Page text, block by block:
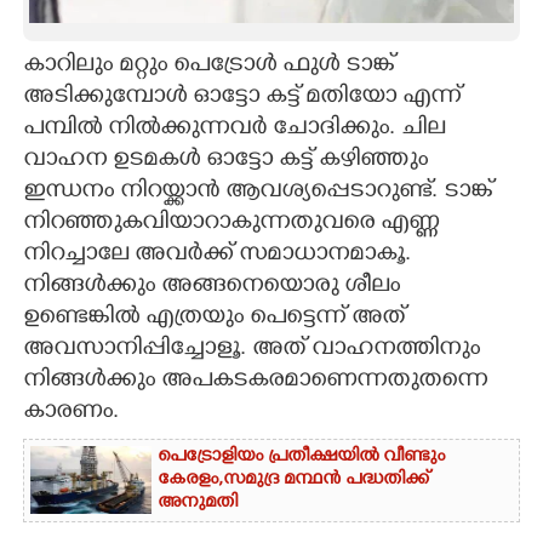
ASTRO
CARTOONS
LITERATURE
ZOOM
CONTACT US
കാറിലും മറ്റും പെട്രോൾ ഫുൾ ടാങ്ക്
അടിക്കുമ്പോൾ ഓട്ടോ കട്ട് മതിയോ എന്ന്
പമ്പിൽ നിൽക്കുന്നവർ ചോദിക്കും. ചില
വാഹന ഉടമകൾ ഓട്ടോ കട്ട് കഴിഞ്ഞും
ഇന്ധനം നിറയ്ക്കാൻ ആവശ്യപ്പെടാറുണ്ട്. ടാങ്ക്
നിറഞ്ഞുകവിയാറാകുന്നതുവരെ എണ്ണ
നിറച്ചാലേ അവർക്ക് സമാധാനമാകൂ.
നിങ്ങൾക്കും അങ്ങനെയൊരു ശീലം
ഉണ്ടെങ്കിൽ എത്രയും പെട്ടെന്ന് അത്
അവസാനിപ്പിച്ചോളൂ. അത് വാഹനത്തിനും
നിങ്ങൾക്കും അപകടകരമാണെന്നതുതന്നെ
കാരണം.
പെട്രോളിയം പ്രതീക്ഷയിൽ വീണ്ടും
കേരളം,​ സമുദ്ര മന്ഥൻ പദ്ധതിക്ക്
അനുമതി